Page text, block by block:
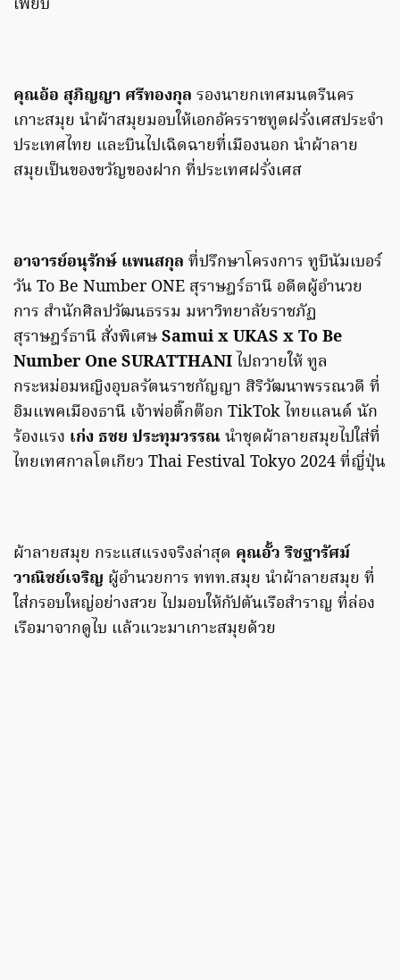
เพียบ
คุณอ้อ สุภิญญา ศรีทองกุล รองนายกเทศมนตรีนคร
เกาะสมุย นำผ้าสมุยมอบให้เอกอัครราชทูตฝรั่งเศสประจำ
ประเทศไทย และบินไปเฉิดฉายที่เมืองนอก นำผ้าลาย
สมุยเป็นของขวัญของฝาก ที่ประเทศฝรั่งเศส
อาจารย์อนุรักษ์ แพนสกุล ที่ปรึกษาโครงการ ทูบีนัมเบอร์
วัน To Be Number ONE สุราษฎร์ธานี อดีตผู้อำนวย
การ สำนักศิลปวัฒนธรรม มหาวิทยาลัยราชภัฏ
สุราษฎร์ธานี สั่งพิเศษSamui x UKAS x To Be
Number One SURATTHANI ไปถวายให้ ทูล
กระหม่อมหญิงอุบลรัตนราชกัญญา สิริวัฒนาพรรณวดี ที่
อิมแพคเมืองธานี เจ้าพ่อติ๊กต๊อก TikTok ไทยแลนด์ นัก
ร้องแรง เก่ง ธชย ประทุมวรรณนำชุดผ้าลายสมุยไปใส่ที่
ไทยเทศกาลโตเกียว Thai Festival Tokyo 2024 ที่ญี่ปุ่น
ผ้าลายสมุย กระแสแรงจริงล่าสุด คุณอั้ว ริชฐารัศม์
วาณิชย์เจริญ ผู้อำนวยการ ททท.สมุย นำผ้าลายสมุย ที่
ใส่กรอบใหญ่อย่างสวย ไปมอบให้กัปตันเรือสำราญ ที่ล่อง
เรือมาจากดูไบ แล้วแวะมาเกาะสมุยด้วย